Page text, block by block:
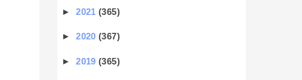
►2021(365)
►2020(367)
►2019(365)